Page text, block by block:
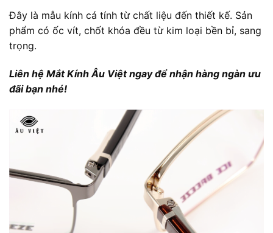
Đây là mẫu kính cá tính từ chất liệu đến thiết kế. Sản
phẩm có ốc vít, chốt khóa đều từ kim loại bền bỉ, sang
trọng.
Liên hệ Mắt Kính Âu Việt ngay để nhận hàng ngàn ưu
đãi bạn nhé!